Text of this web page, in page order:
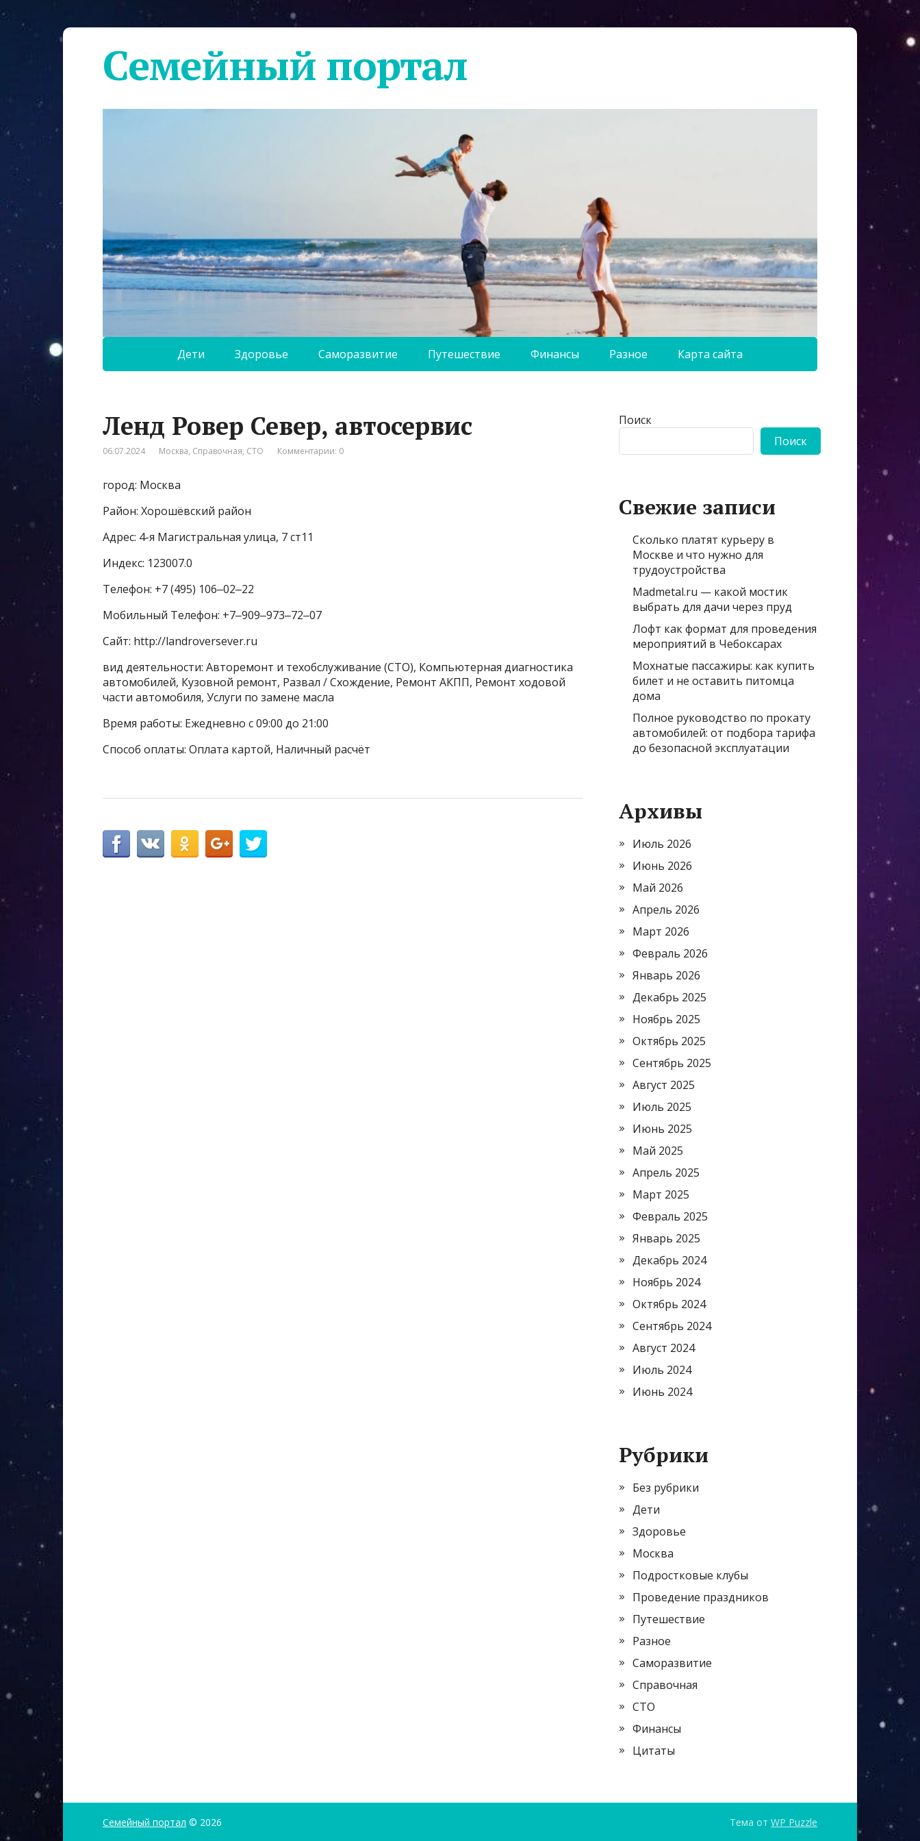
Семейный портал
Дети Здоровье Саморазвитие Путешествие Финансы Разное Карта сайта
Ленд Ровер Север, автосервис
06.07.2024 Москва, Справочная, СТО Комментарии: 0
город: Москва
Район: Хорошёвский район
Адрес: 4-я Магистральная улица, 7 ст11
Индекс: 123007.0
Телефон: +7 (495) 106‒02‒22
Мобильный Телефон: +7‒909‒973‒72‒07
Сайт: http://landroversever.ru
вид деятельности: Авторемонт и техобслуживание (СТО), Компьютерная диагностика
автомобилей, Кузовной ремонт, Развал / Схождение, Ремонт АКПП, Ремонт ходовой
части автомобиля, Услуги по замене масла
Время работы: Ежедневно с 09:00 до 21:00
Способ оплаты: Оплата картой, Наличный расчёт
Поиск
Поиск
Свежие записи
Сколько платят курьеру в
Москве и что нужно для
трудоустройства
Madmetal.ru — какой мостик
выбрать для дачи через пруд
Лофт как формат для проведения
мероприятий в Чебоксарах
Мохнатые пассажиры: как купить
билет и не оставить питомца
дома
Полное руководство по прокату
автомобилей: от подбора тарифа
до безопасной эксплуатации
Архивы
Июль 2026
Июнь 2026
Май 2026
Апрель 2026
Март 2026
Февраль 2026
Январь 2026
Декабрь 2025
Ноябрь 2025
Октябрь 2025
Сентябрь 2025
Август 2025
Июль 2025
Июнь 2025
Май 2025
Апрель 2025
Март 2025
Февраль 2025
Январь 2025
Декабрь 2024
Ноябрь 2024
Октябрь 2024
Сентябрь 2024
Август 2024
Июль 2024
Июнь 2024
Рубрики
Без рубрики
Дети
Здоровье
Москва
Подростковые клубы
Проведение праздников
Путешествие
Разное
Саморазвитие
Справочная
СТО
Финансы
Цитаты
Семейный портал © 2026 Тема от WP Puzzle